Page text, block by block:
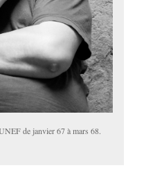
de janvier 67 à mars 68.